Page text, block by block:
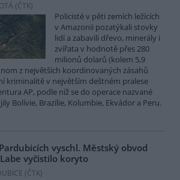
(ČTK)
Policisté v pěti zemích ležících
v Amazonii pozatýkali stovky
lidí a zabavili dřevo, minerály i
zvířata v hodnotě přes 280
milionů dolarů (kolem 5,9
z největších koordinovaných zásahů
kriminalitě v největším deštném pralese
AP, podle níž se do operace nazvané
Bolívie, Brazílie, Kolumbie, Ekvádor a Peru.
vyschl. Městský obvod
vyčistilo koryto
(ČTK)